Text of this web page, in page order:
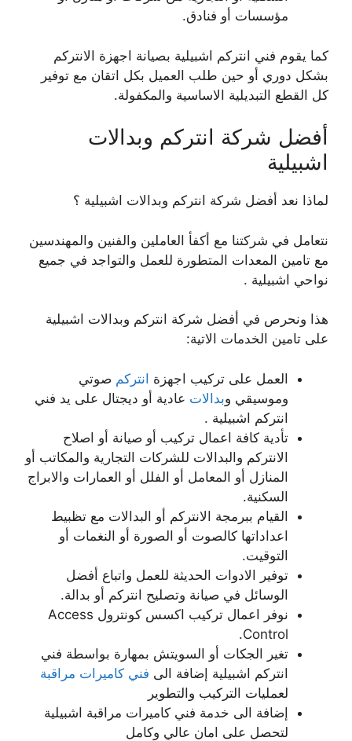
مؤسسات أو فنادق.
كما يقوم فني انتركم اشبيلية بصيانة اجهزة الانتركم
بشكل دوري أو حين طلب العميل بكل اتقان مع توفير
كل القطع التبديلية الاساسية والمكفولة.
أفضل شركة انتركم وبدالات
اشبيلية
لماذا نعد أفضل شركة انتركم وبدالات اشبيلية ؟
نتعامل في شركتنا مع أكفأ العاملين والفنين والمهندسين
مع تامين المعدات المتطورة للعمل والتواجد في جميع
نواحي اشبيلية .
هذا ونحرص في أفضل شركة انتركم وبدالات اشبيلية
على تامين الخدمات الاتية:
العمل على تركيب اجهزة انتركم صوتي
وموسيقي وبدالات عادية أو ديجتال على يد فني
انتركم اشبيلية .
تأدية كافة اعمال تركيب أو صيانة أو اصلاح
الانتركم والبدالات للشركات التجارية والمكاتب أو
المنازل أو المعامل أو الفلل أو العمارات والابراج
السكنية.
القيام ببرمجة الانتركم أو البدالات مع تظبيط
اعداداتها كالصوت أو الصورة أو النغمات أو
التوقيت.
توفير الادوات الحديثة للعمل واتباع أفضل
الوسائل في صيانة وتصليح انتركم أو بدالة.
نوفر اعمال تركيب اكسس كونترول Access
Control.
تغير الجكات أو السويتش بمهارة بواسطة فني
انتركم اشبيلية إضافة الى فني كاميرات مراقبة
لعمليات التركيب والتطوير
إضافة الى خدمة فني كاميرات مراقبة اشبيلية
لتحصل على امان عالي وكامل